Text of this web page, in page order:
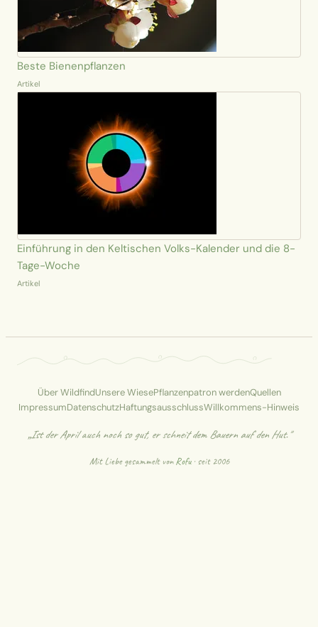
Beste Bienenpflanzen
Artikel
Einführung in den Keltischen Volks-Kalender und die 8-
Tage-Woche
Artikel
Über WildfindUnsere WiesePflanzenpatron werdenQuellen
ImpressumDatenschutzHaftungsausschlussWillkommens-Hinweis
„Ist der April auch noch so gut, er schneit dem Bauern auf den Hut."
Mit Liebe gesammelt vonRofu· seit 2006